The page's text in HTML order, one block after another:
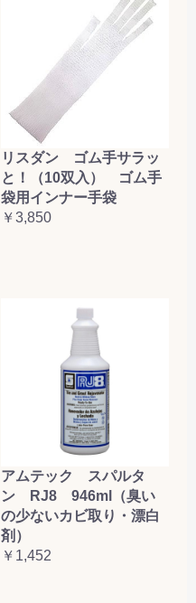
リスダン ゴム手サラッ
と！（10双入） ゴム手
袋用インナー手袋
￥3,850
アムテック スパルタ
ン RJ8 946ml（臭い
の少ないカビ取り・漂白
剤）
￥1,452